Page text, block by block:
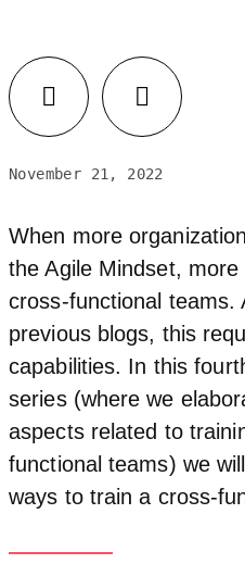
FacebookLinkedIn
November 21, 2022
When more
the Agile Mindset,
cross-functional teams.
previous blogs, this
capabilities. In this
series (where we
aspects related to
functional teams) we
ways to train a cross-